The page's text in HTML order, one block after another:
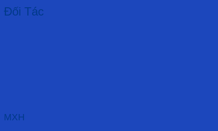
Đối Tác
MXH